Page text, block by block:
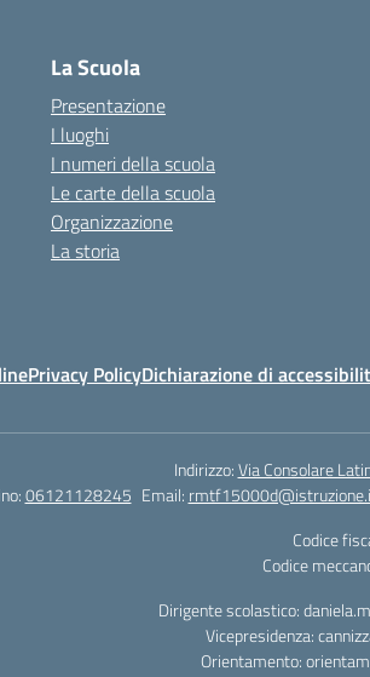
La Scuola
Presentazione
I luoghi
I numeri della scuola
Le carte della scuola
Organizzazione
La storia
Privacy PolicyDichiarazione di
Indirizzo:Via Consolare
06121128245 Email:
Codice
Codice
Dirigente scolastico:
Vicepresidenza:
Orientamento: